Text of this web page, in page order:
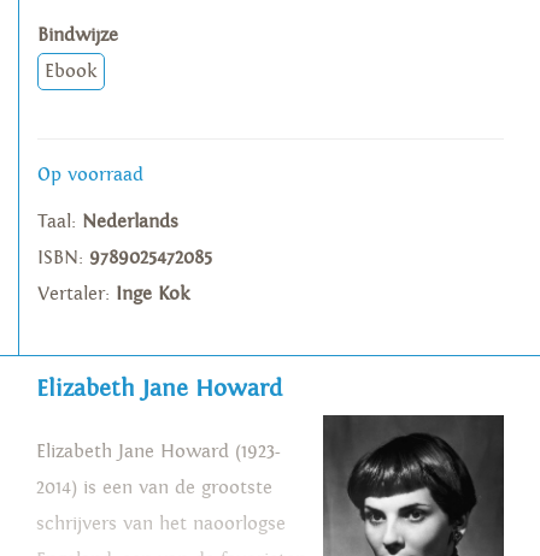
Bindwijze
Ebook
Op voorraad
Taal: Nederlands
ISBN: 9789025472085
Vertaler: Inge Kok
Elizabeth Jane Howard
Elizabeth Jane Howard (1923-
2014) is een van de grootste
schrijvers van het naoorlogse